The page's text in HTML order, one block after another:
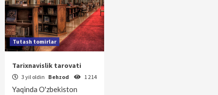
Tutash tomirlar
Tarixnavislik tarovati
3 yil oldin Behzod 1 214
Yaqinda O'zbekiston